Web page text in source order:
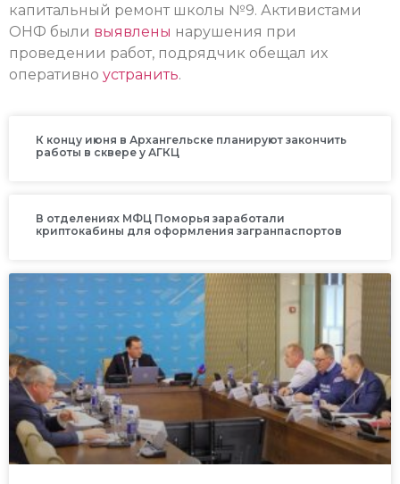
капитальный ремонт школы №9. Активистами
ОНФ были выявлены нарушения при
проведении работ, подрядчик обещал их
оперативно устранить.
К концу июня в Архангельске планируют закончить
работы в сквере у АГКЦ
В отделениях МФЦ Поморья заработали
криптокабины для оформления загранпаспортов